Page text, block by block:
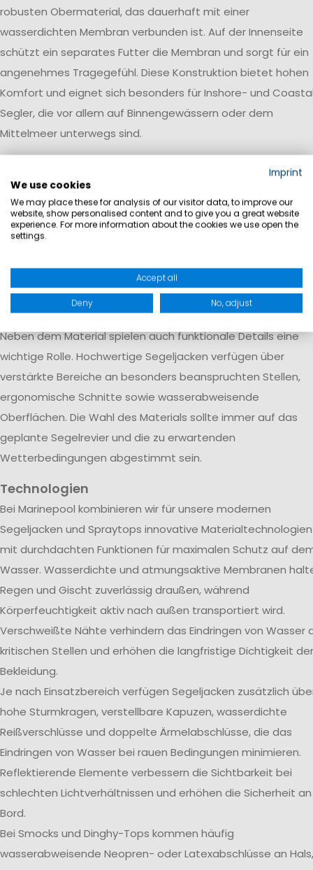
robusten Obermaterial, das dauerhaft mit einer
wasserdichten Membran verbunden ist. Auf der Innenseite
schützt ein separates Futter die Membran und sorgt für ein
angenehmes Tragegefühl. Diese Konstruktion bietet hohen
Komfort und eignet sich besonders für Inshore- und
Segler, die vor allem auf Binnengewässern oder dem
Mittelmeer unterwegs sind.
und Innenlage zu einem leistungsstarken Laminat. Dadurch
entsteht ein besonders leichtes, strapazierfähiges und
atmungsaktives Material, das kaum Wasser aufnimmt und
schnell trocknet. Diese Konstruktion wird vor allem bei
Offshore-Segeljacken und professioneller Segelbekleidung
eingesetzt, die auch bei langen Hochseetörns und
Wetterbedingungen zuverlässig schützt.
Neben dem Material spielen auch funktionale Details eine
wichtige Rolle. Hochwertige Segeljacken verfügen über
verstärkte Bereiche an besonders beanspruchten Stellen,
ergonomische Schnitte sowie wasserabweisende
Oberflächen. Die Wahl des Materials sollte immer auf das
geplante Segelrevier und die zu erwartenden
Wetterbedingungen abgestimmt sein.
Technologien
Bei Marinepool kombinieren wir für unsere modernen
Segeljacken und Spraytops innovative Materialtechnologien
mit durchdachten Funktionen für maximalen Schutz auf
Wasser. Wasserdichte und atmungsaktive Membranen
Regen und Gischt zuverlässig draußen, während
Körperfeuchtigkeit aktiv nach außen transportiert wird.
Verschweißte Nähte verhindern das Eindringen von Wasser
kritischen Stellen und erhöhen die langfristige Dichtigkeit der
Bekleidung.
Je nach Einsatzbereich verfügen Segeljacken zusätzlich
hohe Sturmkragen, verstellbare Kapuzen, wasserdichte
Reißverschlüsse und doppelte Ärmelabschlüsse, die das
Eindringen von Wasser bei rauen Bedingungen minimieren.
Reflektierende Elemente verbessern die Sichtbarkeit bei
schlechten Lichtverhältnissen und erhöhen die Sicherheit an
Bord.
Bei Smocks und Dinghy-Tops kommen häufig
wasserabweisende Neopren- oder Latexabschlüsse an Hals,
Imprint
We use cookies
We may place these for analysis of our visitor data, to improve our
website, show personalised content and to give you a great website
experience. For more information about the cookies we use open the
settings.
Accept all
Deny No, adjust